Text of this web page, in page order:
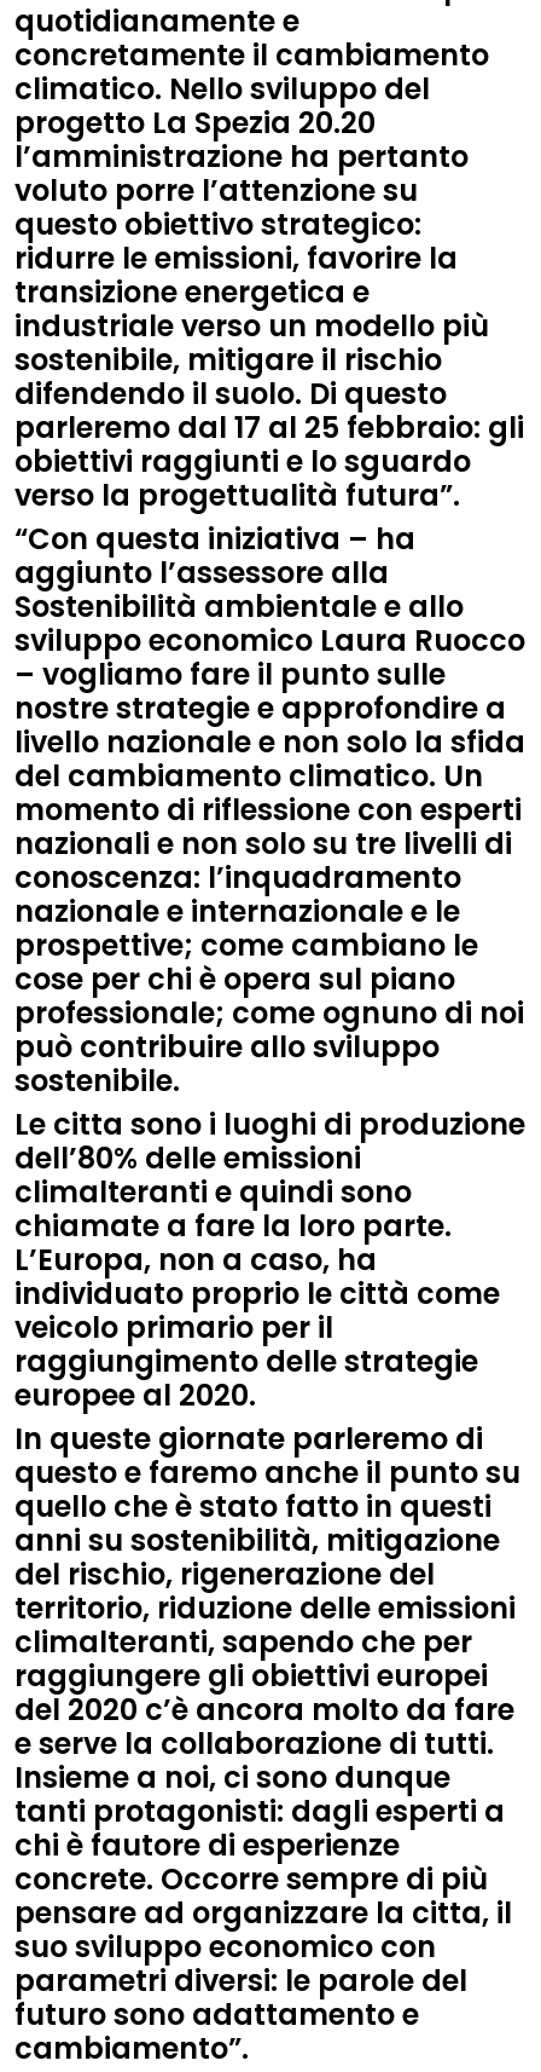
quotidianamente e
concretamente il cambiamento
climatico. Nello sviluppo del
progetto La Spezia 20.20
l’amministrazione ha pertanto
voluto porre l’attenzione su
questo obiettivo strategico:
ridurre le emissioni, favorire la
transizione energetica e
industriale verso un modello più
sostenibile, mitigare il rischio
difendendo il suolo. Di questo
parleremo dal 17 al 25 febbraio: gli
obiettivi raggiunti e lo sguardo
verso la progettualità futura”.
“Con questa iniziativa – ha
aggiunto l’assessore alla
Sostenibilità ambientale e allo
sviluppo economico Laura Ruocco
– vogliamo fare il punto sulle
nostre strategie e approfondire a
livello nazionale e non solo la sfida
del cambiamento climatico. Un
momento di riflessione con esperti
nazionali e non solo su tre livelli di
conoscenza: l’inquadramento
nazionale e internazionale e le
prospettive; come cambiano le
cose per chi è opera sul piano
professionale; come ognuno di noi
può contribuire allo sviluppo
sostenibile.
Le citta sono i luoghi di produzione
dell’80% delle emissioni
climalteranti e quindi sono
chiamate a fare la loro parte.
L’Europa, non a caso, ha
individuato proprio le città come
veicolo primario per il
raggiungimento delle strategie
europee al 2020.
In queste giornate parleremo di
questo e faremo anche il punto su
quello che è stato fatto in questi
anni su sostenibilità, mitigazione
del rischio, rigenerazione del
territorio, riduzione delle emissioni
climalteranti, sapendo che per
raggiungere gli obiettivi europei
del 2020 c’è ancora molto da fare
e serve la collaborazione di tutti.
Insieme a noi, ci sono dunque
tanti protagonisti: dagli esperti a
chi è fautore di esperienze
concrete. Occorre sempre di più
pensare ad organizzare la citta, il
suo sviluppo economico con
parametri diversi: le parole del
futuro sono adattamento e
cambiamento”.